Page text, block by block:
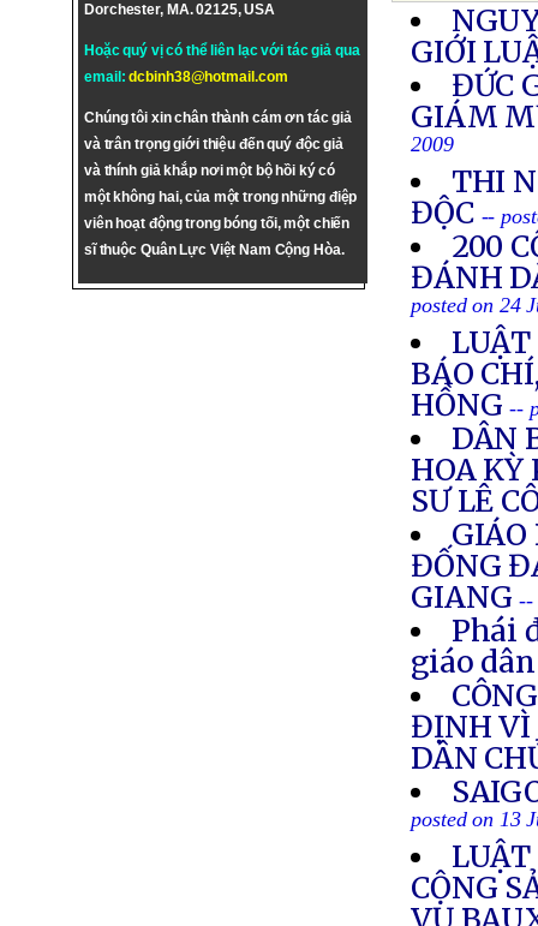
Dorchester, MA. 02125, USA
Hoặc quý vị có thể liên lạc với tác giả qua
email:dcbinh38@hotmail.com
Chúng tôi xin chân thành cám ơn tác giả
và trân trọng giới thiệu đến quý độc giả
và thính giả khắp nơi một bộ hồi ký có
một không hai, của một trong những điệp
viên hoạt động trong bóng tối, một chiến
sĩ thuộc Quân Lực Việt Nam Cộng Hòa.
GIỚI
ĐỨC
GIÁM
2009
THI
ĐỘC --
200
ĐÁNH
posted on 24
BÁO
HỒNG --
DÂN
HOA KỲ
SƯ LÊ
GIÁO
ĐỐNG
GIANG --
Phái
giáo
ĐỊNH VÌ
DÂN
posted on 13
CỘNG